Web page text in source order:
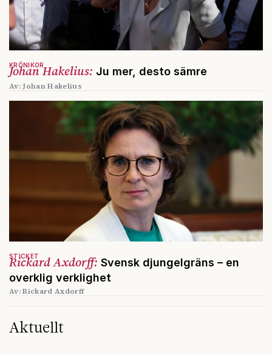
Johan Hakelius: Ju mer, desto sämre
KRÖNIKOR
Av: Johan Hakelius
Rickard Axdorff: Svensk djungelgräns – en
overklig verklighet
STICKET
Av: Rickard Axdorff
Aktuellt